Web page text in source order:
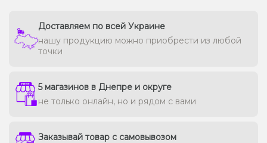
Доставляем по всей Украине
нашу продукцию можно приобрести из любой
точки
5 магазинов в Днепре и округе
не только онлайн, но и рядом с вами
Заказывай товар с самовывозом